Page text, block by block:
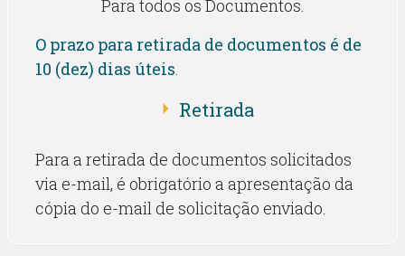
Para todos os Documentos.
O prazo para retirada de documentos é de
10 (dez) dias úteis.
Retirada
Para a retirada de documentos solicitados
via e-mail, é obrigatório a apresentação da
cópia do e-mail de solicitação enviado.